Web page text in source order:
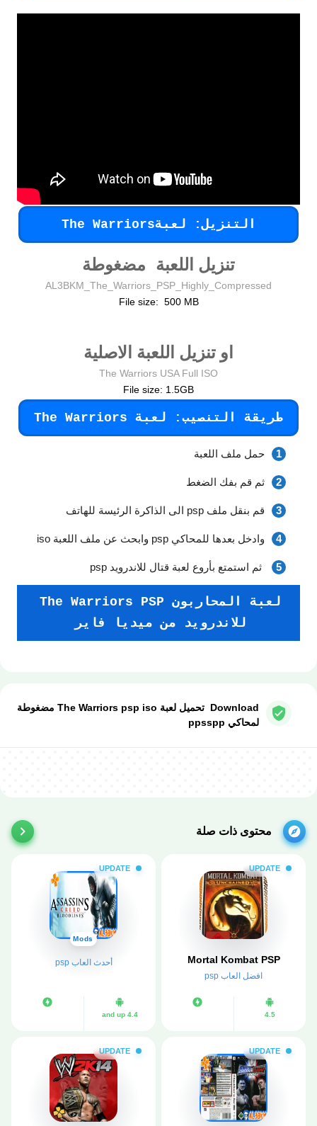
التنزيل: لعبةThe Warriors
تنزيل اللعبة مضغوطة
AL3BKM_The_Warriors_PSP_Highly_Compressed
File size: 500 MB
او تنزيل اللعبة الاصلية
The Warriors USA Full ISO
File size: 1.5GB
طريقة التنصيب: لعبة The Warriors
حمل ملف اللعبة
ثم قم بفك الضغط
قم بنقل ملف psp الى الذاكرة الرئيسة للهاتف
وادخل بعدها للمحاكي psp وابحث عن ملف اللعبة iso
ثم استمتع بأروع لعبة قتال للاندرويد psp
لعبة المحاربون The Warriors PSP
للاندرويد من ميديا فاير
Download تحميل لعبة The Warriors psp iso مضغوطة
لمحاكي ppsspp
محتوى ذات صلة
UPDATE
Mortal Kombat PSP
افضل العاب psp
4.5
UPDATE
Mods
أحدث العاب psp
4.4 and up
UPDATE
UPDATE